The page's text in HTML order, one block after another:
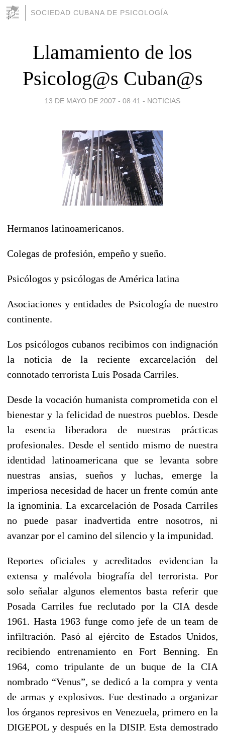
SOCIEDAD CUBANA DE PSICOLOGÍA
Llamamiento de los
Psicolog@s Cuban@s
13 DE MAYO DE 2007 - 08:41 - NOTICIAS
Hermanos latinoamericanos.
Colegas de profesión, empeño y sueño.
Psicólogos y psicólogas de América latina
Asociaciones y entidades de Psicología de nuestro
continente.
Los psicólogos cubanos recibimos con indignación
la noticia de la reciente excarcelación del
connotado terrorista Luís Posada Carriles.
Desde la vocación humanista comprometida con el
bienestar y la felicidad de nuestros pueblos. Desde
la esencia liberadora de nuestras prácticas
profesionales. Desde el sentido mismo de nuestra
identidad latinoamericana que se levanta sobre
nuestras ansias, sueños y luchas, emerge la
imperiosa necesidad de hacer un frente común ante
la ignominia. La excarcelación de Posada Carriles
no puede pasar inadvertida entre nosotros, ni
avanzar por el camino del silencio y la impunidad.
Reportes oficiales y acreditados evidencian la
extensa y malévola biografía del terrorista. Por
solo señalar algunos elementos basta referir que
Posada Carriles fue reclutado por la CIA desde
1961. Hasta 1963 funge como jefe de un team de
infiltración. Pasó al ejército de Estados Unidos,
recibiendo entrenamiento en Fort Benning. En
1964, como tripulante de un buque de la CIA
nombrado “Venus”, se dedicó a la compra y venta
de armas y explosivos. Fue destinado a organizar
los órganos represivos en Venezuela, primero en la
DIGEPOL y después en la DISIP. Esta demostrado